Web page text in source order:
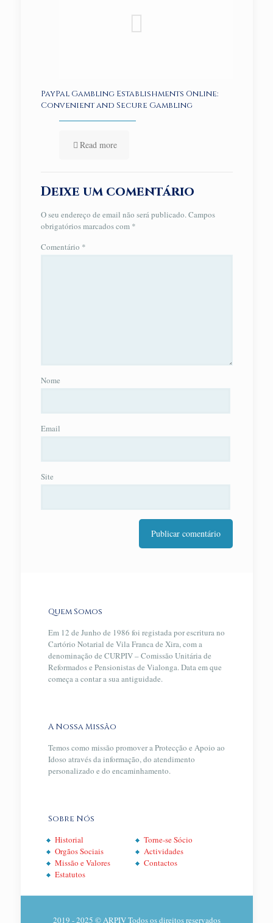
PayPal Gambling Establishments Online:
Convenient and Secure Gambling
Read more
Deixe um comentário
O seu endereço de email não será publicado.Campos
obrigatórios marcados com *
Comentário *
Nome
Email
Site
Quem Somos
Em 12 de Junho de 1986 foi registada por escritura no
Cartório Notarial de Vila Franca de Xira, com a
denominação de CURPIV – Comissão Unitária de
Reformados e Pensionistas de Vialonga. Data em que
começa a contar a sua antiguidade.
A Nossa Missão
Temos como missão promover a Protecção e Apoio ao
Idoso através da informação, do atendimento
personalizado e do encaminhamento.
Sobre Nós
Historial
Orgãos Sociais
Missão e Valores
Estatutos
Torne-se Sócio
Actividades
Contactos
2019 - 2025 © ARPIV Todos os direitos reservados